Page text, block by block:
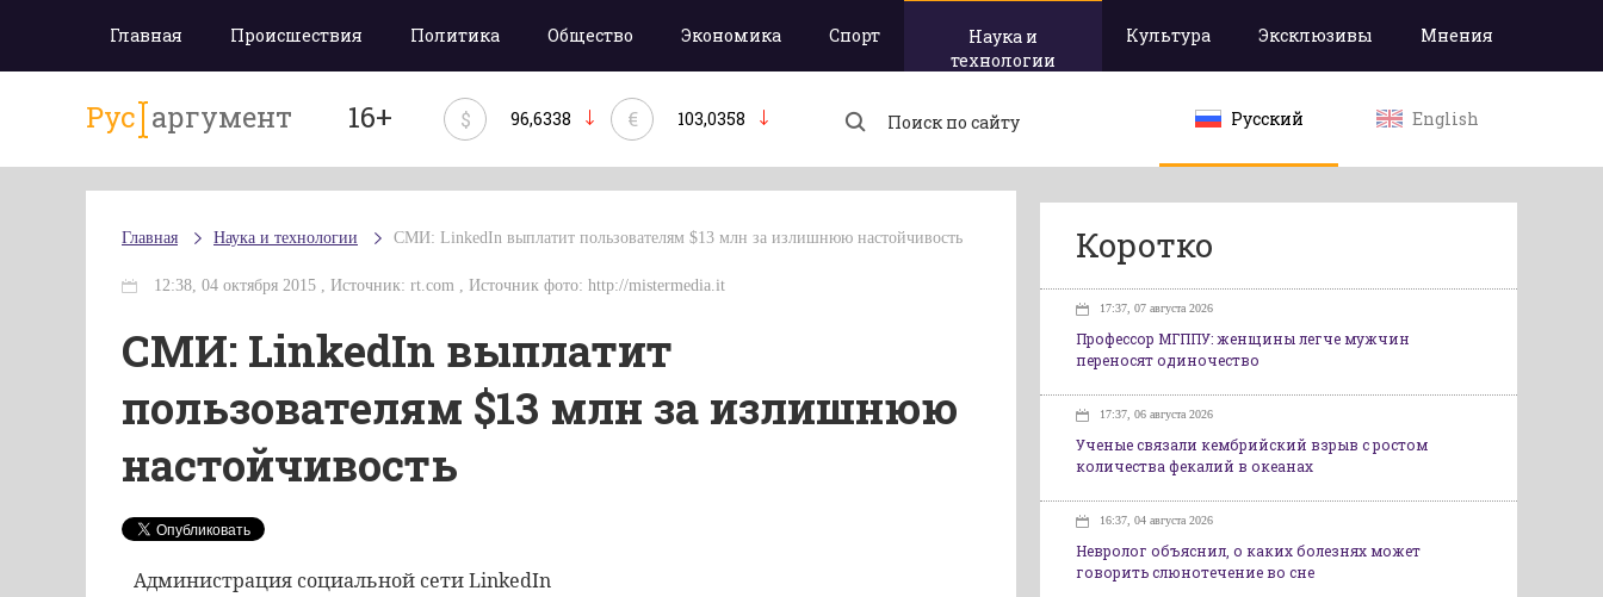
Главная Происшествия Политика Общество Экономика Спорт
Наука и
технологии
Культура Эксклюзивы Мнения
Рус аргумент 16+ $ 96,6338 € 103,0358 Русский English
Главная Наука и технологии СМИ: LinkedIn выплатит пользователям $13 млн за излишнюю настойчивость
12:38, 04 октября 2015 , Источник: rt.com , Источник фото: http://mistermedia.it
СМИ: LinkedIn выплатит
пользователям $13 млн за излишнюю
настойчивость
Администрация социальной сети LinkedIn
Коротко
17:37, 07 августа 2026
Профессор МГППУ: женщины легче мужчин
переносят одиночество
17:37, 06 августа 2026
Ученые связали кембрийский взрыв с ростом
количества фекалий в океанах
16:37, 04 августа 2026
Невролог объяснил, о каких болезнях может
говорить слюнотечение во сне